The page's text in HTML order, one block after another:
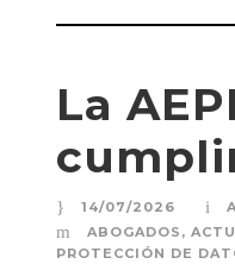
La
14/07/2026
ABOGADOS ,
PROTECCIÓN DE